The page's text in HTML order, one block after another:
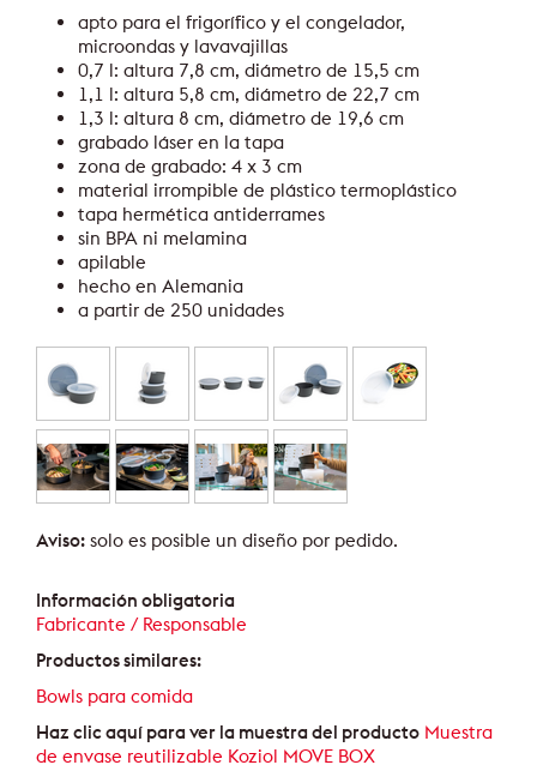
apto para el frigorífico y el congelador,
microondas y lavavajillas
0,7 l: altura 7,8 cm, diámetro de 15,5 cm
1,1 l: altura 5,8 cm, diámetro de 22,7 cm
1,3 l: altura 8 cm, diámetro de 19,6 cm
grabado láser en la tapa
zona de grabado: 4 x 3 cm
material irrompible de plástico termoplástico
tapa hermética antiderrames
sin BPA ni melamina
apilable
hecho en Alemania
a partir de 250 unidades
Aviso: solo es posible un diseño por pedido.
Información obligatoria
Fabricante / Responsable
Productos similares:
Bowls para comida
Haz clic aquí para ver la muestra del producto Muestra
de envase reutilizable Koziol MOVE BOX